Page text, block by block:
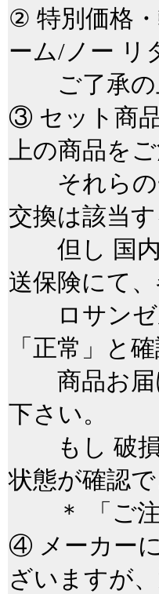
② 特別価格
ーム/ノー リ
ご了承の
③ セット商
上の商品を
それらの
交換は該当
但し 国内
送保険にて
ロサンゼ
「正常」と
商品お届
下さい。
もし 破損
状態が確認
＊ 「ご注
④ メーカー
ざいますが